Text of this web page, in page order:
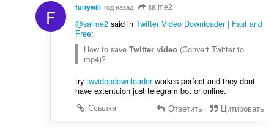
F furrywill год назад saime2
@saime2said in Twitter Video Downloader | Fast and
Free:
How to save Twitter video(Convert Twitter to
mp4)?
try twvideodownloaderworkes perfect and they dont
have extentuion just telegram bot or online.
Ссылка
Ответить Цитировать